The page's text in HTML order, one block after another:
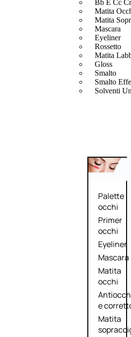
Bb E Cc
Matita
Matita
Mascara
Eyeliner
Rossetto
Matita
Gloss
Smalto
Smalto
Solventi
Palette
occhi
Primer
occhi
Eyeliner
Mascara
Matita
occhi
e
Matita